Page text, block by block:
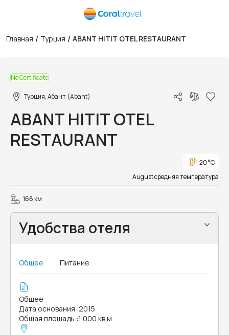
Главная / Турция / ABANT HITIT OTEL RESTAURANT
No Certificate
Турция, Абант (Abant)
ABANT HITIT OTEL
RESTAURANT
20 °C
August средняя температура
168 км
Удобства отеля
Общее Питание
Общее
Дата основания :2015
Общая площадь :1 000 кв.м.